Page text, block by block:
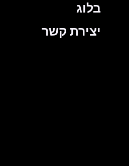
בלוג
יצירת קשר